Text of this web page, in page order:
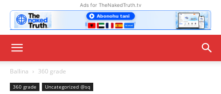
Ads for TheNakedTruth.tv
Ballina 360 grade
360 grade Uncategorized @sq